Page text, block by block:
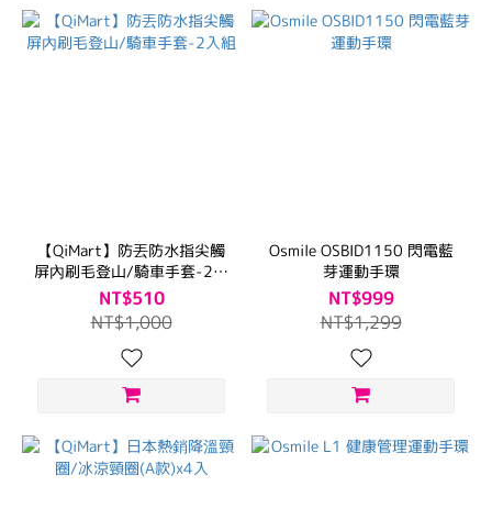
【QiMart】防丟防水指尖觸
屏內刷毛登山/騎車手套-2入
組
NT$510
NT$1,000
Osmile OSBID1150 閃電藍
芽運動手環
NT$999
NT$1,299